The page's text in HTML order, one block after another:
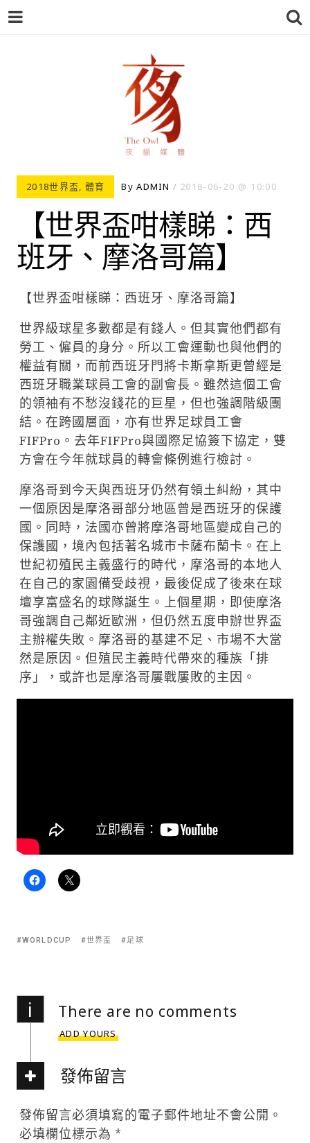
夜貓-THEOWL
2018世界盃, 體育 ByADMIN 2018-06-20 10:00
【世界盃咁樣睇：西
班牙、摩洛哥篇】
【世界盃咁樣睇：西班牙、摩洛哥篇】
世界級球星多數都是有錢人。但其實他們都有
勞工、僱員的身分。所以工會運動也與他們的
權益有關，而前西班牙門將卡斯拿斯更曾經是
西班牙職業球員工會的副會長。雖然這個工會
的領袖有不愁沒錢花的巨星，但也強調階級團
結。在跨國層面，亦有世界足球員工會
FIFPro。去年FIFPro與國際足協簽下協定，雙
方會在今年就球員的轉會條例進行檢討。
摩洛哥到今天與西班牙仍然有領土糾紛，其中
一個原因是摩洛哥部分地區曾是西班牙的保護
國。同時，法國亦曾將摩洛哥地區變成自己的
保護國，境內包括著名城市卡薩布蘭卡。在上
世紀初殖民主義盛行的時代，摩洛哥的本地人
在自己的家園備受歧視，最後促成了後來在球
壇享富盛名的球隊誕生。上個星期，即使摩洛
哥強調自己鄰近歐洲，但仍然五度申辦世界盃
主辦權失敗。摩洛哥的基建不足、市場不大當
然是原因。但殖民主義時代帶來的種族「排
序」，或許也是摩洛哥屢戰屢敗的主因。
WORLDCUP 世界盃 足球
i There are no comments
ADD YOURS
發佈留言
發佈留言必須填寫的電子郵件地址不會公開。
必填欄位標示為 *